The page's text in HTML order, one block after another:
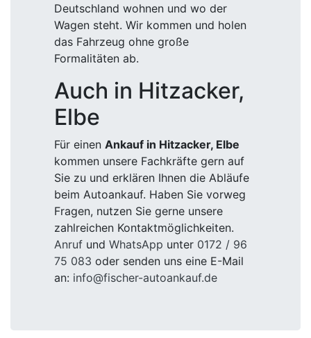
Deutschland wohnen und wo der
Wagen steht. Wir kommen und holen
das Fahrzeug ohne große
Formalitäten ab.
Auch in Hitzacker,
Elbe
Für einen Ankauf in Hitzacker, Elbe
kommen unsere Fachkräfte gern auf
Sie zu und erklären Ihnen die Abläufe
beim Autoankauf. Haben Sie vorweg
Fragen, nutzen Sie gerne unsere
zahlreichen Kontaktmöglichkeiten.
Anruf und WhatsApp unter 0172 / 96
75 083 oder senden uns eine E-Mail
an: info@fischer-autoankauf.de